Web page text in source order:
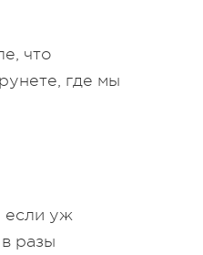
что
где мы
если уж
разы